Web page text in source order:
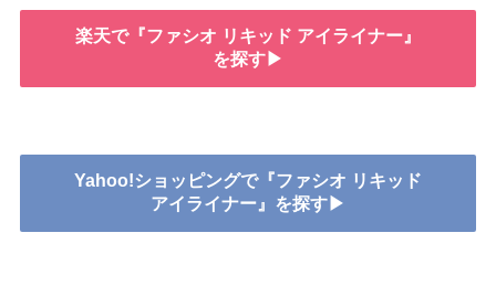
楽天で『ファシオ リキッド アイライナー』
を探す▶
Yahoo!ショッピングで『ファシオ リキッド
アイライナー』を探す▶